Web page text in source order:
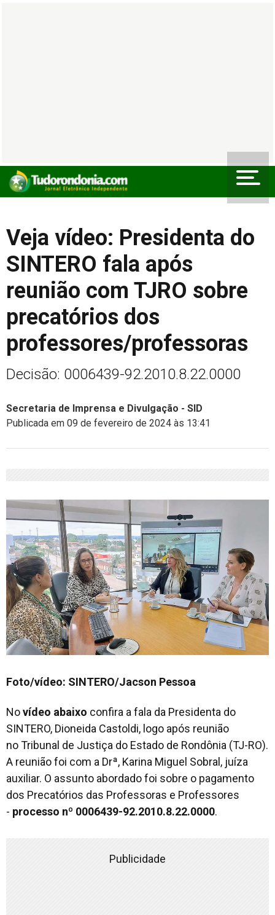
Veja vídeo: Presidenta do
SINTERO fala após
reunião com TJRO sobre
precatórios dos
professores/professoras
Decisão: 0006439-92.2010.8.22.0000
Secretaria de Imprensa e Divulgação - SID
Publicada em 09 de fevereiro de 2024 às 13:41
Foto/vídeo: SINTERO/Jacson Pessoa
Novídeo abaixo confira a fala da Presidenta do
SINTERO, Dioneida Castoldi, logo após reunião
no Tribunal de Justiça do Estado de Rondônia (TJ-RO).
A reunião foi com a Drª, Karina Miguel Sobral, juíza
auxiliar. O assunto abordado foi sobre o pagamento
dos Precatórios das Professoras e Professores
- processo nº 0006439-92.2010.8.22.0000.
Publicidade